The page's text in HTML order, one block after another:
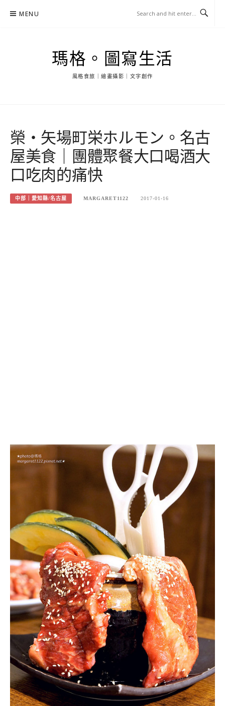
MENU
瑪格。圖寫生活
風格食旅｜繪畫攝影｜文字創作
榮・矢場町栄ホルモン。名古
屋美食｜團體聚餐大口喝酒大
口吃肉的痛快
中部｜愛知縣/名古屋 MARGARET1122 2017-01-16